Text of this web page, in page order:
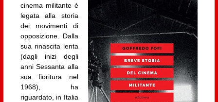
cinema militante è
legata alla storia
dei movimenti di
opposizione. Dalla
sua rinascita lenta
(dagli inizi degli
anni Sessanta alla
sua fioritura nel
1968), ha
riguardato, in Italia